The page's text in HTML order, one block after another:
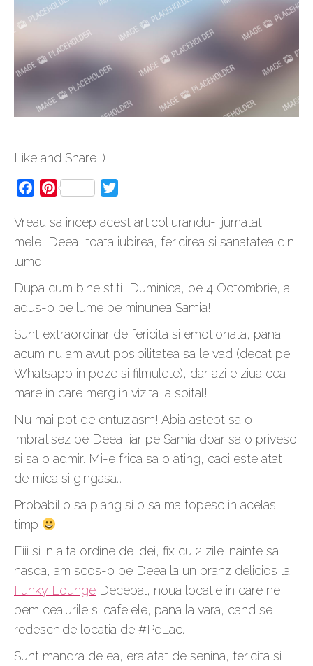
Like and Share :)
FacebookPinterest
Vreau sa incep acest articol urandu-i jumatatii
mele, Deea, toata iubirea, fericirea si sanatatea din
lume!
Dupa cum bine stiti, Duminica, pe 4 Octombrie, a
adus-o pe lume pe minunea Samia!
Sunt extraordinar de fericita si emotionata, pana
acum nu am avut posibilitatea sa le vad (decat pe
Whatsapp in poze si filmulete), dar azi e ziua cea
mare in care merg in vizita la spital!
Nu mai pot de entuziasm! Abia astept sa o
imbratisez pe Deea, iar pe Samia doar sa o privesc
si sa o admir. Mi-e frica sa o ating, caci este atat
de mica si gingasa…
Probabil o sa plang si o sa ma topesc in acelasi
timp
Eiii si in alta ordine de idei, fix cu 2 zile inainte sa
nasca, am scos-o pe Deea la un pranz delicios la
Funky Lounge Decebal, noua locatie in care ne
bem ceaiurile si cafelele, pana la vara, cand se
redeschide locatia de #PeLac.
Sunt mandra de ea, era atat de senina, fericita si